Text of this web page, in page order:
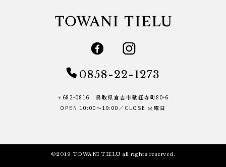
0858-22-1273
〒682-0816 鳥取県倉吉市駄経寺町80-6
OPEN 10:00～19:00／CLOSE 火曜日
©2019 TOWANI TIELU all rights reserved.